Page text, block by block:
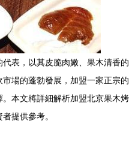
表，以其皮脆肉嫩、果木清香的
場的蓬勃發展，加盟一家正宗的
本文將詳細解析加盟北京果木烤
提供參考。